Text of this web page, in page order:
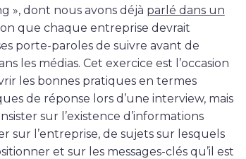
», dont nous avons déjà parlé dans un
que chaque entreprise devrait
porte-paroles de suivre avant de
les médias. Cet exercice est l’occasion
les bonnes pratiques en termes
de réponse lors d’une interview, mais
sur l’existence d’informations
sur l’entreprise, de sujets sur lesquels
et sur les messages-clés qu’il est